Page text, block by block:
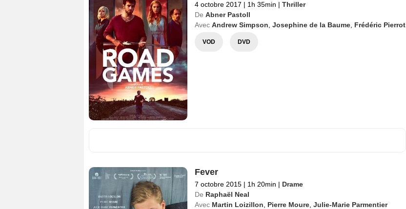
4 octobre 2017 | 1h 35min | Thriller
De Abner Pastoll
Avec Andrew Simpson Josephine de la Baume, Frédéric Pierrot
VOD DVD
Fever
7 octobre 2015 | 1h 20min | Drame
De Raphaël Neal
Avec Martin Loizillon Pierre Moure, Julie-Marie Parmentier